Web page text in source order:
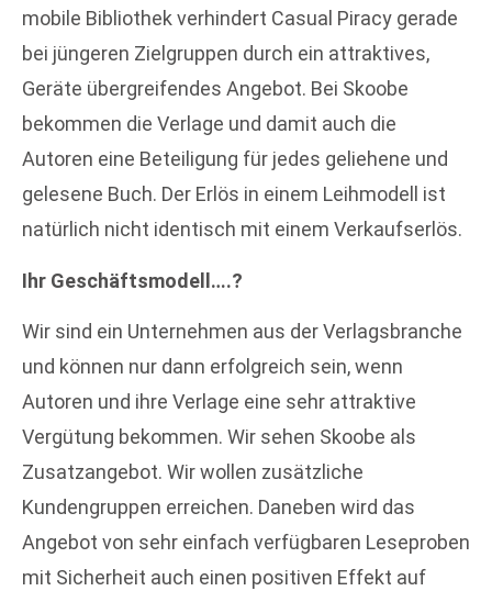
mobile Bibliothek verhindert Casual Piracy gerade
bei jüngeren Zielgruppen durch ein attraktives,
Geräte übergreifendes Angebot. Bei Skoobe
bekommen die Verlage und damit auch die
Autoren eine Beteiligung für jedes geliehene und
gelesene Buch. Der Erlös in einem Leihmodell ist
natürlich nicht identisch mit einem Verkaufserlös.
Ihr Geschäftsmodell….?
Wir sind ein Unternehmen aus der Verlagsbranche
und können nur dann erfolgreich sein, wenn
Autoren und ihre Verlage eine sehr attraktive
Vergütung bekommen. Wir sehen Skoobe als
Zusatzangebot. Wir wollen zusätzliche
Kundengruppen erreichen. Daneben wird das
Angebot von sehr einfach verfügbaren Leseproben
mit Sicherheit auch einen positiven Effekt auf